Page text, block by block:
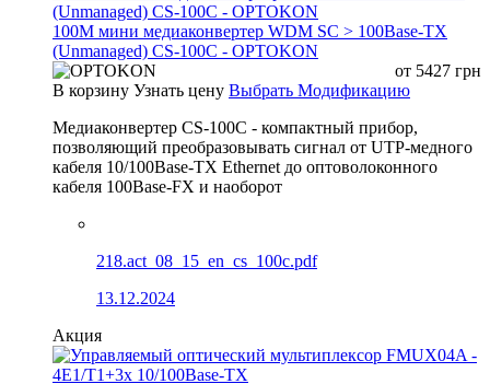
100М мини медиаконвертер WDM SC > 100Base-TX
(Unmanaged) CS-100C - OPTOKON
от 5427 грн
В корзину Узнать цену Выбрать Модификацию
Медиаконвертер CS-100C - компактный прибор,
позволяющий преобразовывать сигнал от UTP-медного
кабеля 10/100Base-TX Ethernet до оптоволоконного
кабеля 100Base-FX и наоборот
218.act_08_15_en_cs_100c.pdf
13.12.2024
Акция